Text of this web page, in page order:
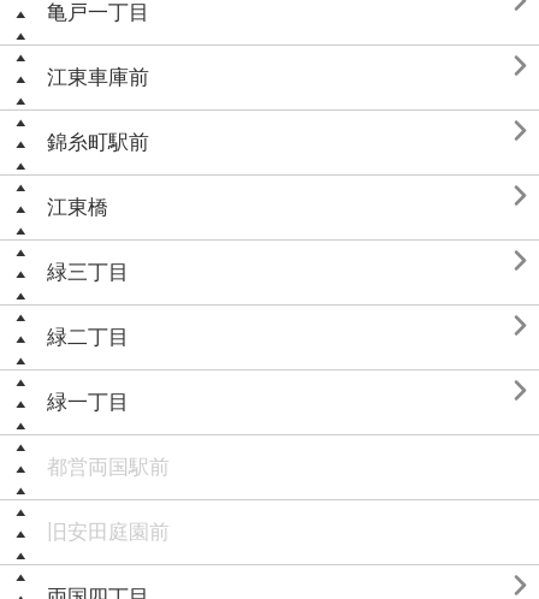
亀戸一丁目
江東車庫前 
錦糸町駅前 
江東橋 
緑三丁目 
緑二丁目 
緑一丁目 
都営両国駅前
旧安田庭園前
